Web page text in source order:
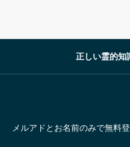
正しい霊的知
メルアドとお名前のみで無料